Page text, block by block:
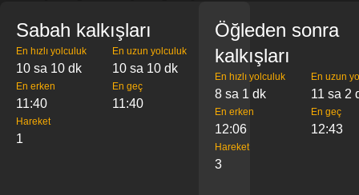
Sabah kalkışları
En hızlı yolculuk
10 sa 10 dk
En uzun yolculuk
10 sa 10 dk
En erken
11:40
En geç
11:40
Hareket
1
Öğleden sonra
kalkışları
En hızlı yolculuk
8 sa 1 dk
En uzun
11 sa 2
En erken
12:06
En geç
12:43
Hareket
3